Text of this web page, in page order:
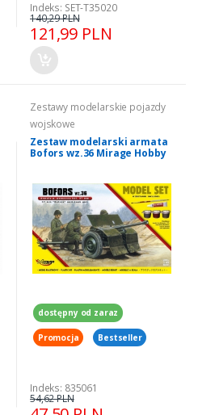
Indeks: SET-T35020
121,99 PLN
140,29 PLN
Zestawy modelarskie pojazdy
wojskowe
Zestaw modelarski armata
Bofors wz.36 Mirage Hobby
dostępny od zaraz
Promocja Bestseller
Indeks: 835061
54,62 PLN